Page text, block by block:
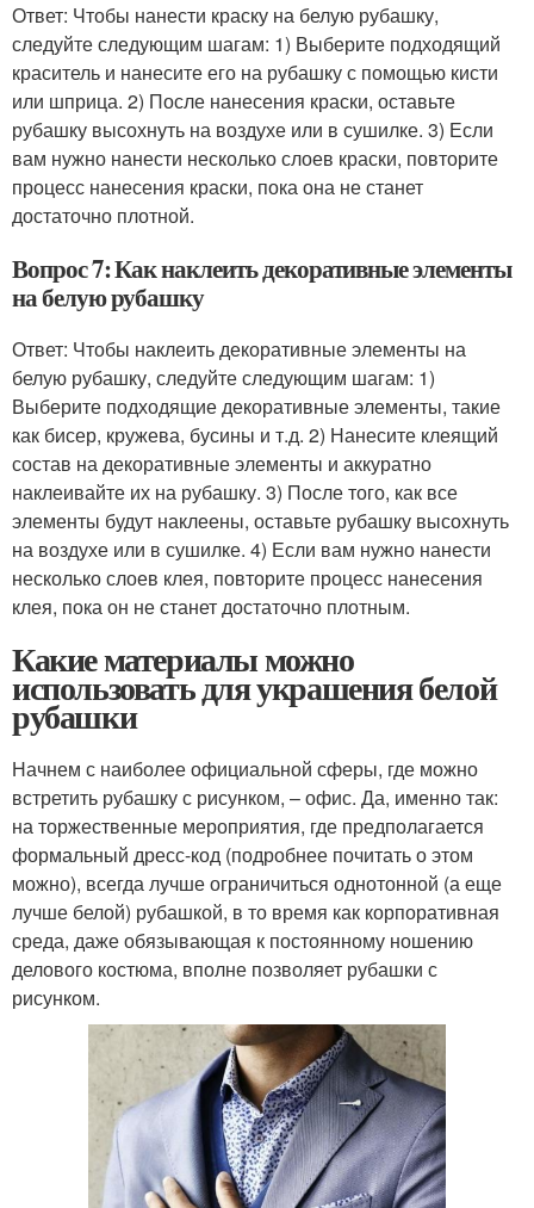
Ответ: Чтобы нанести краску на белую рубашку,
следуйте следующим шагам: 1) Выберите подходящий
краситель и нанесите его на рубашку с помощью кисти
или шприца. 2) После нанесения краски, оставьте
рубашку высохнуть на воздухе или в сушилке. 3) Если
вам нужно нанести несколько слоев краски, повторите
процесс нанесения краски, пока она не станет
достаточно плотной.
Вопрос 7: Как наклеить декоративные элементы
на белую рубашку
Ответ: Чтобы наклеить декоративные элементы на
белую рубашку, следуйте следующим шагам: 1)
Выберите подходящие декоративные элементы, такие
как бисер, кружева, бусины и т.д. 2) Нанесите клеящий
состав на декоративные элементы и аккуратно
наклеивайте их на рубашку. 3) После того, как все
элементы будут наклеены, оставьте рубашку высохнуть
на воздухе или в сушилке. 4) Если вам нужно нанести
несколько слоев клея, повторите процесс нанесения
клея, пока он не станет достаточно плотным.
Какие материалы можно
использовать для украшения белой
рубашки
Начнем с наиболее официальной сферы, где можно
встретить рубашку с рисунком, – офис. Да, именно так:
на торжественные мероприятия, где предполагается
формальный дресс-код (подробнее почитать о этом
можно), всегда лучше ограничиться однотонной (а еще
лучше белой) рубашкой, в то время как корпоративная
среда, даже обязывающая к постоянному ношению
делового костюма, вполне позволяет рубашки с
рисунком.